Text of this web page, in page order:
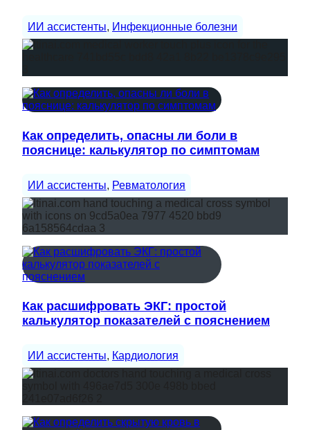
ИИ ассистенты, Инфекционные болезни
Как определить, опасны ли боли в
пояснице: калькулятор по симптомам
ИИ ассистенты, Ревматология
Как расшифровать ЭКГ: простой
калькулятор показателей с пояснением
ИИ ассистенты, Кардиология